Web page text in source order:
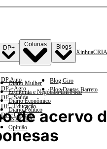
DP+
DP Auto
DP +Agro
DP +Saúde
DP +Educação
DP +Ciências
Colunas
Diario Mulher
Economia e Negócios Em Foco
Diario Econômico
Diario Político
Esplanada
Opinião
Blogs
Blog Giro
Blog Dantas Barreto
XinhuaCRI
de acervo